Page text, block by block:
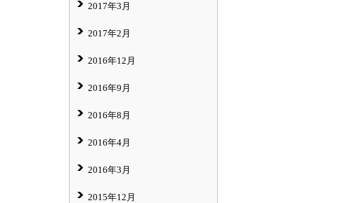
2017年3月
2017年2月
2016年12月
2016年9月
2016年8月
2016年4月
2016年3月
2015年12月